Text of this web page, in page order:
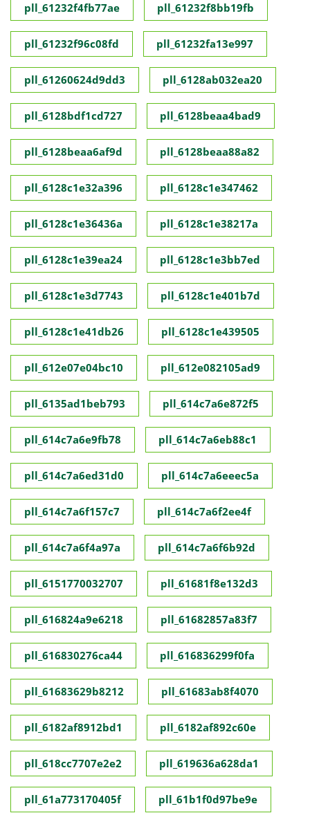
pll_61232f4fb77ae pll_61232f8bb19fb
pll_61232f96c08fd pll_61232fa13e997
pll_61260624d9dd3 pll_6128ab032ea20
pll_6128bdf1cd727 pll_6128beaa4bad9
pll_6128beaa6af9d pll_6128beaa88a82
pll_6128c1e32a396 pll_6128c1e347462
pll_6128c1e36436a pll_6128c1e38217a
pll_6128c1e39ea24 pll_6128c1e3bb7ed
pll_6128c1e3d7743 pll_6128c1e401b7d
pll_6128c1e41db26 pll_6128c1e439505
pll_612e07e04bc10 pll_612e082105ad9
pll_6135ad1beb793 pll_614c7a6e872f5
pll_614c7a6e9fb78 pll_614c7a6eb88c1
pll_614c7a6ed31d0 pll_614c7a6eeec5a
pll_614c7a6f157c7 pll_614c7a6f2ee4f
pll_614c7a6f4a97a pll_614c7a6f6b92d
pll_6151770032707 pll_61681f8e132d3
pll_616824a9e6218 pll_61682857a83f7
pll_616830276ca44 pll_616836299f0fa
pll_61683629b8212 pll_61683ab8f4070
pll_6182af8912bd1 pll_6182af892c60e
pll_618cc7707e2e2 pll_619636a628da1
pll_61a773170405f pll_61b1f0d97be9e